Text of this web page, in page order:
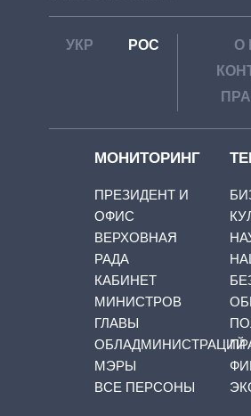
УКР РОС
О
МОНИТОРИНГ
ПРЕЗИДЕНТ И
ОФИС
ВЕРХОВНАЯ
РАДА
КАБИНЕТ
МИНИСТРОВ
ГЛАВЫ
ОБЛАДМИНИСТРАЦИЙ
МЭРЫ
ВСЕ ПЕРСОНЫ